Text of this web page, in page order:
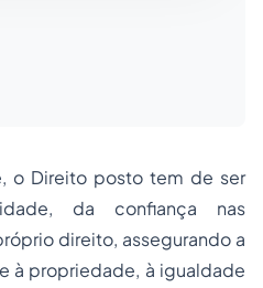
o Direito posto tem de ser
da confiança nas
direito, assegurando a
à propriedade, à igualdade